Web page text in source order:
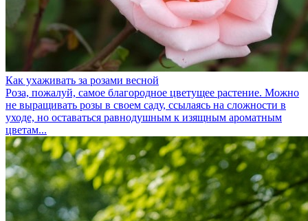
Как ухаживать за розами весной
Роза, пожалуй, самое благородное цветущее растение. Можно
не выращивать розы в своем саду, ссылаясь на сложности в
уходе, но оставаться равнодушным к изящным ароматным
цветам...